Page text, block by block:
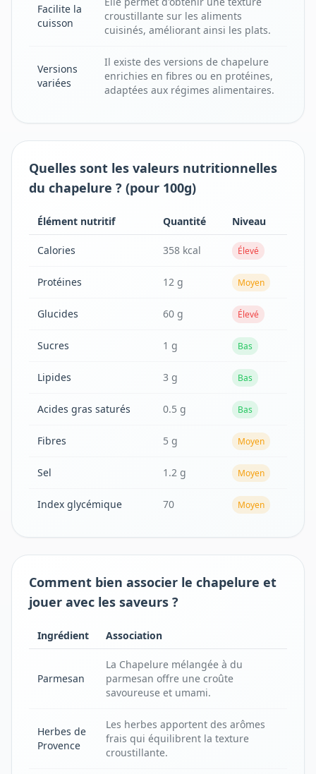
Facilite la
cuisson
croustillante sur les aliments
cuisinés, améliorant ainsi les plats.
Versions
variées
Il existe des versions de chapelure
enrichies en fibres ou en protéines,
adaptées aux régimes alimentaires.
Quelles sont les valeurs nutritionnelles
du chapelure ? (pour 100g)
Élément nutritif Quantité Niveau
Calories 358 kcal Élevé
Protéines 12 g Moyen
Glucides 60 g Élevé
Sucres 1 g Bas
Lipides 3 g Bas
Acides gras saturés 0.5 g Bas
Fibres 5 g Moyen
Sel 1.2 g Moyen
Index glycémique 70 Moyen
Comment bien associer le chapelure et
jouer avec les saveurs ?
Ingrédient Association
Parmesan
La Chapelure mélangée à du
parmesan offre une croûte
savoureuse et umami.
Herbes de
Provence
Les herbes apportent des arômes
frais qui équilibrent la texture
croustillante.